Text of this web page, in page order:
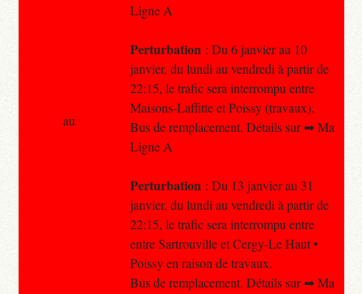
Ligne A
Perturbation : Du 6 janvier au 10
janvier, du lundi au vendredi à partir de
22:15, le trafic sera interrompu entre
Maisons-Laffitte et Poissy (travaux).
Bus de remplacement. Détails sur ➡ Ma
Ligne A
Perturbation : Du 13 janvier au 31
janvier, du lundi au vendredi à partir de
22:15, le trafic sera interrompu entre
entre Sartrouville et Cergy-Le Haut •
Poissy en raison de travaux.
Bus de remplacement. Détails sur ➡ Ma
au